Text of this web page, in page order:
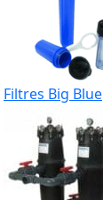
Filtres Big Blue